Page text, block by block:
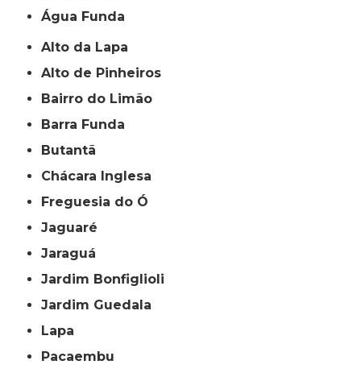
Água Funda
Alto da Lapa
Alto de Pinheiros
Bairro do Limão
Barra Funda
Butantã
Chácara Inglesa
Freguesia do Ó
Jaguaré
Jaraguá
Jardim Bonfiglioli
Jardim Guedala
Lapa
Pacaembu